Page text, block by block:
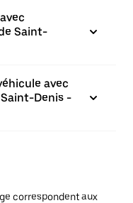
Saint-
avec
Denis -
correspondent aux